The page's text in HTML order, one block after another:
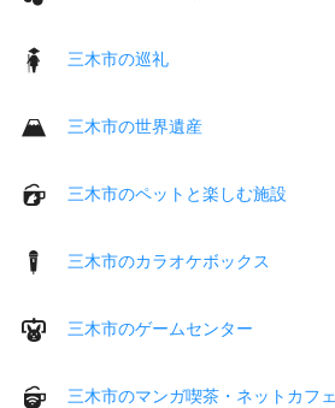
三木市の巡礼
三木市の世界遺産
三木市のペットと楽しむ施設
三木市のカラオケボックス
三木市のゲームセンター
三木市のマンガ喫茶・ネットカフェ